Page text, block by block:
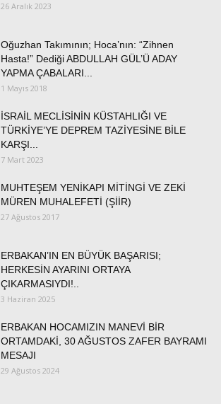
26 Aralık 2023
Oğuzhan Takımının; Hoca’nın: “Zihnen
Hasta!” Dediği ABDULLAH GÜL’Ü ADAY
YAPMA ÇABALARI...
1 Mayıs 2018
İSRAİL MECLİSİNİN KÜSTAHLIĞI VE
TÜRKİYE’YE DEPREM TAZİYESİNE BİLE
KARŞI...
7 Mart 2023
MUHTEŞEM YENİKAPI MİTİNGİ VE ZEKİ
MÜREN MUHALEFETİ (ŞİİR)
27 Ağustos 2017
ERBAKAN’IN EN BÜYÜK BAŞARISI;
HERKESİN AYARINI ORTAYA
ÇIKARMASIYDI!..
3 Haziran 2025
ERBAKAN HOCAMIZIN MANEVİ BİR
ORTAMDAKİ, 30 AĞUSTOS ZAFER BAYRAMI
MESAJI
29 Ağustos 2024